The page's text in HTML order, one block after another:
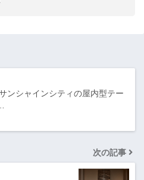
ンシャインシティの屋内型テー
次の記事